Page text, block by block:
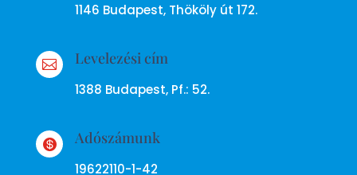
1146 Budapest, Thököly út 172.
 Levelezési cím
1388 Budapest, Pf.: 52.
 Adószámunk
19622110-1-42